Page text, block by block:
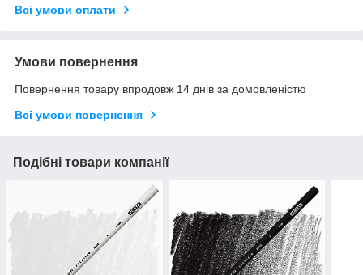
Всі умови оплати
Умови повернення
Повернення товару впродовж 14 днів за домовленістю
Всі умови повернення
Подібні товари компанії